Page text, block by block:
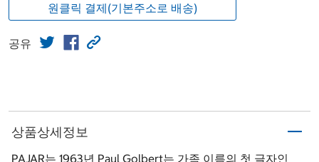
원클릭 결제(기본주소로 배송)
공유
상품상세정보
PAJAR는 1963년 Paul Golbert는 가족 이름의 첫 글자인